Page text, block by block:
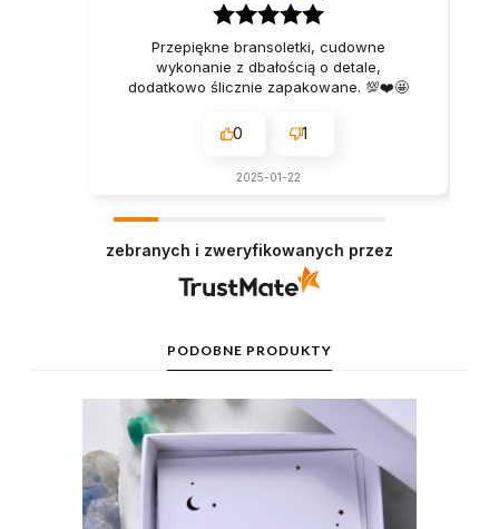
Przepiękne bransoletki, cudowne
wykonanie z dbałością o detale,
dodatkowo ślicznie zapakowane. 💯❤️🤩
0 1
2025-01-22
zebranych i zweryfikowanych przez
PODOBNE PRODUKTY